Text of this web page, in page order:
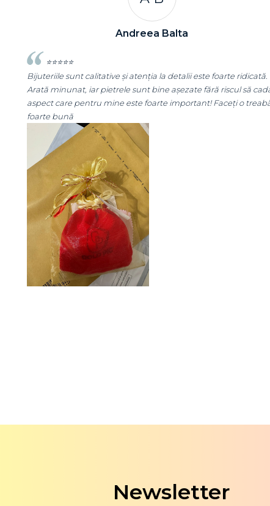
foarte ridicată.
fără riscul să cadă
Faceți o treabă
Andreea Cicu
⭐⭐⭐⭐⭐
Super mulțumită!! Sunt superbi cerceii!!!
Newsletter